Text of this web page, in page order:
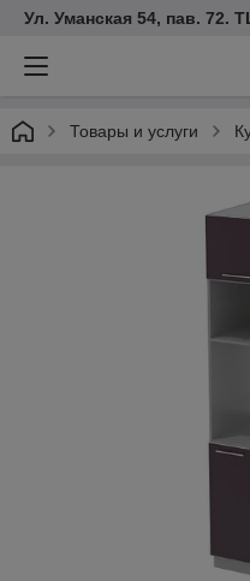
Ул. Уманская 54, пав. 72.
Товары и услуги